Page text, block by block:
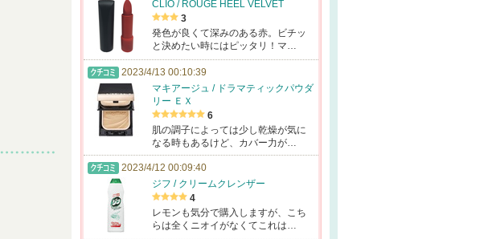
CLIO / ROUGE HEEL VELVET
3
発色が良くて深みのある赤。ビチッ
と決めたい時にはピッタリ！マ…
2023/4/13 00:10:39
マキアージュ / ドラマティックパウダ
リー ＥＸ
6
肌の調子によっては少し乾燥が気に
なる時もあるけど、カバー力が…
2023/4/12 00:09:40
ジフ / クリームクレンザー
4
レモンも気分で購入しますが、こち
らは全くニオイがなくてこれは…